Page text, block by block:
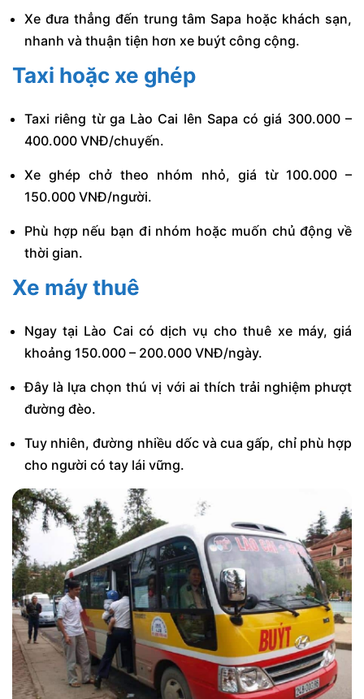
Xe đưa thẳng đến trung tâm Sapa hoặc khách sạn,
nhanh và thuận tiện hơn xe buýt công cộng.
Taxi hoặc xe ghép
Taxi riêng từ ga Lào Cai lên Sapa có giá 300.000 –
400.000 VNĐ/chuyến.
Xe ghép chở theo nhóm nhỏ, giá từ 100.000 –
150.000 VNĐ/người.
Phù hợp nếu bạn đi nhóm hoặc muốn chủ động về
thời gian.
Xe máy thuê
Ngay tại Lào Cai có dịch vụ cho thuê xe máy, giá
khoảng 150.000 – 200.000 VNĐ/ngày.
Đây là lựa chọn thú vị với ai thích trải nghiệm phượt
đường đèo.
Tuy nhiên, đường nhiều dốc và cua gấp, chỉ phù hợp
cho người có tay lái vững.